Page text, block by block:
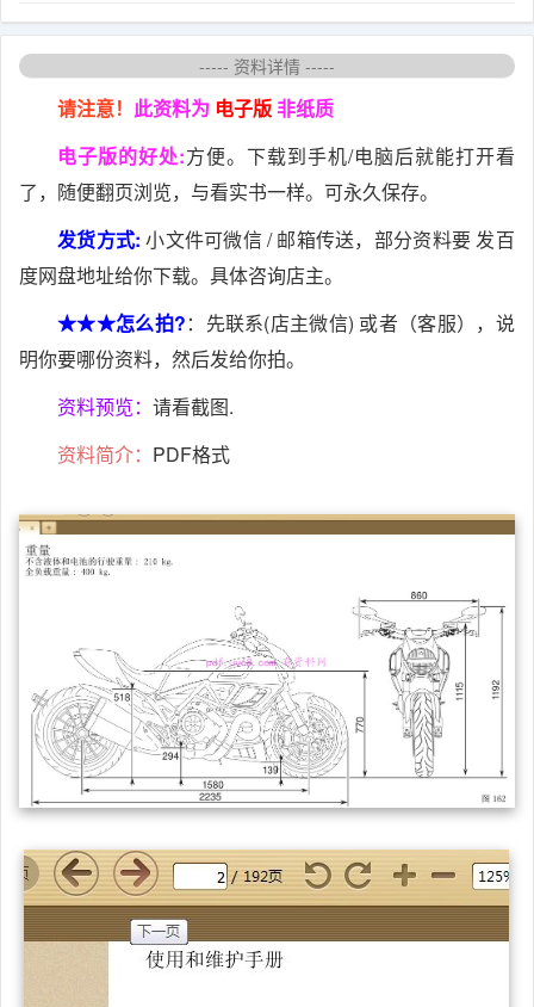
----- 资料详情 -----
请注意！ 此资料为 电子版非纸质
电子版的好处:方便。下载到手机/电脑后就能打开看
了，随便翻页浏览，与看实书一样。可永久保存。
发货方式: 小文件可微信 / 邮箱传送，部分资料要 发百
度网盘地址给你下载。具体咨询店主。
★★★怎么拍?：先联系(店主微信) 或者（客服），说
明你要哪份资料，然后发给你拍。
资料预览： 请看截图.
资料简介： PDF格式